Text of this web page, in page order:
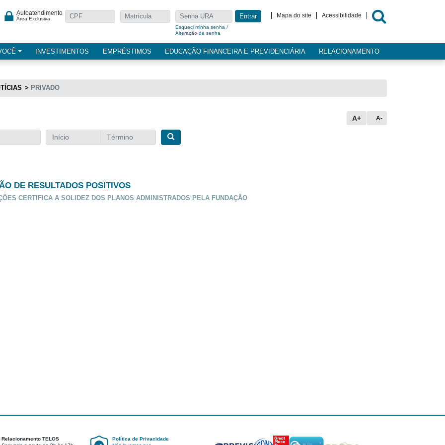
Autoatendimento
Área Exclusiva
Esqueci minha senha /
Alteração de senha
Entrar Mapa do site Acessibilidade
INVESTIMENTOS EMPRÉSTIMOS EDUCAÇÃO FINANCEIRA E PREVIDENCIÁRIA RELACIONAMENTO
PRIVADO
A+ A-
DE RESULTADOS POSITIVOS
CERTIFICA A SOLIDEZ DOS PLANOS ADMINISTRADOS PELA FUNDAÇÃO
Relacionamento TELOS
Política de Privacidade